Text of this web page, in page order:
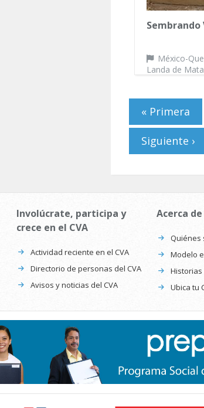
Sembrando
México-
Landa de
Páginas
« Primera
Siguiente ›
Involúcrate, participa y
crece en el CVA
Actividad reciente en el CVA
Directorio de personas del CVA
Avisos y noticias del CVA
Acerca de
Quiénes
Modelo
Ubica tu